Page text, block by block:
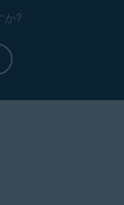
か?